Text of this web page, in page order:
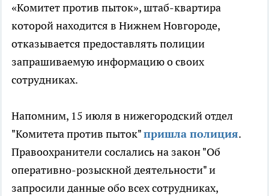
«Комитет против пыток», штаб-квартира
которой находится в Нижнем Новгороде,
отказывается предоставлять полиции
запрашиваемую информацию о своих
сотрудниках.
Напомним, 15 июля в нижегородский отдел
"Комитета против пыток"пришла полиция.
Правоохранители сослались на закон "Об
оперативно-розыскной деятельности" и
запросили данные обо всех сотрудниках,